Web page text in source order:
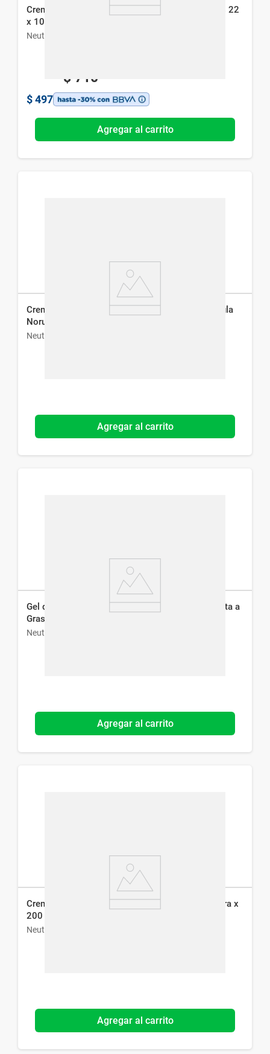
Crema Facial Neutrogena Intensiva Anti-Edad Fps 22
x 100 g
Neutrogena
$ 710
$ 497
Agregar al carrito
Crema Hidratante para Manos Neutrogena Fórmula
Noruega x 56 g
Neutrogena
Agregar al carrito
Gel de Limpieza Neutrogena Deep Clean Piel Mixta a
Grasa x 150 g
Neutrogena
Agregar al carrito
Crema Corporal Neutrogena Body Hidrata y Repara x
200 ml
Neutrogena
Agregar al carrito